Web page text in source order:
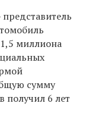
миллиона
сумму
получил 6 лет